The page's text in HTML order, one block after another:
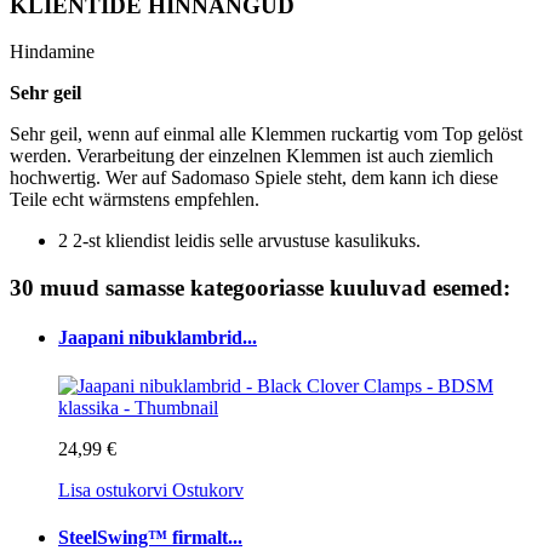
Hindamine
Sehr geil
Sehr geil, wenn auf einmal alle Klemmen ruckartig vom Top gelöst
werden. Verarbeitung der einzelnen Klemmen ist auch ziemlich
hochwertig. Wer auf Sadomaso Spiele steht, dem kann ich diese
Teile echt wärmstens empfehlen.
2 2-st kliendist leidis selle arvustuse kasulikuks.
30 muud samasse kategooriasse kuuluvad esemed:
Jaapani nibuklambrid...
24,99 €
Lisa ostukorvi Ostukorv
SteelSwing™ firmalt...